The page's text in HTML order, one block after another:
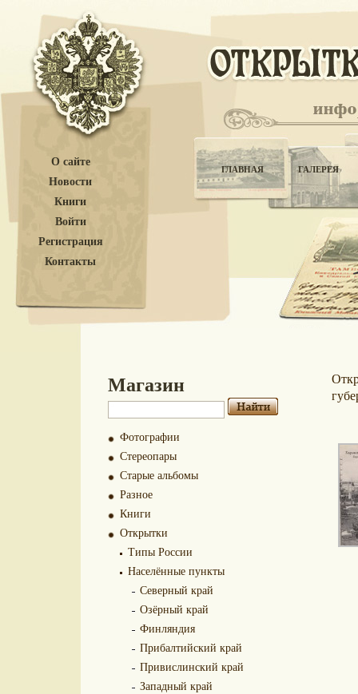
О сайте
Новости
Книги
Войти
Регистрация
Контакты
ГЛАВНАЯ ГАЛЕРЕЯ
Магазин
Фотографии
Стереопары
Старые альбомы
Разное
Книги
Открытки
Типы России
Населённые пункты
Северный край
Озёрный край
Финляндия
Прибалтийский край
Привислинский край
Западный край